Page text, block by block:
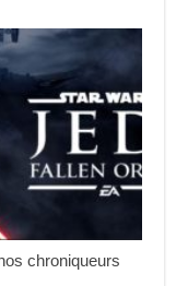
chroniqueurs